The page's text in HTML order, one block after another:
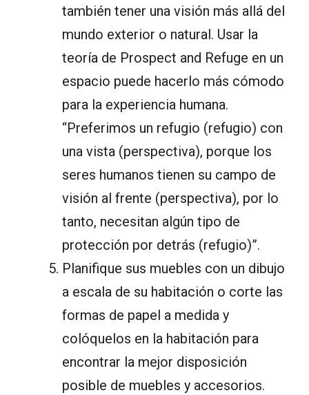
también tener una visión más allá del
mundo exterior o natural. Usar la
teoría de Prospect and Refuge en un
espacio puede hacerlo más cómodo
para la experiencia humana.
“Preferimos un refugio (refugio) con
una vista (perspectiva), porque los
seres humanos tienen su campo de
visión al frente (perspectiva), por lo
tanto, necesitan algún tipo de
protección por detrás (refugio)”.
Planifique sus muebles con un dibujo
a escala de su habitación o corte las
formas de papel a medida y
colóquelos en la habitación para
encontrar la mejor disposición
posible de muebles y accesorios.